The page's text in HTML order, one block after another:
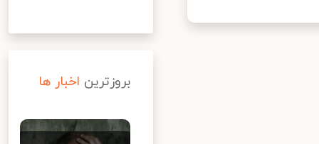
بروزترین اخبار ها